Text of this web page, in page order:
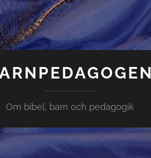
Om bibel, barn och pedagogik